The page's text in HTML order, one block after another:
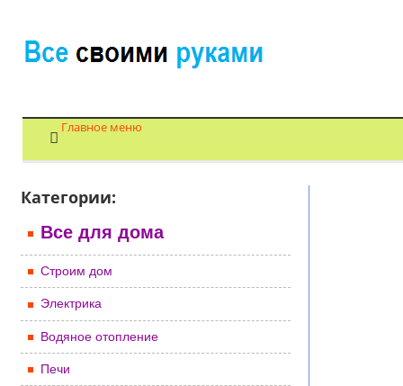
Главное меню
Категории:
Все для дома
Строим дом
Электрика
Водяное отопление
Печи